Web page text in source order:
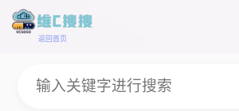
返回首页